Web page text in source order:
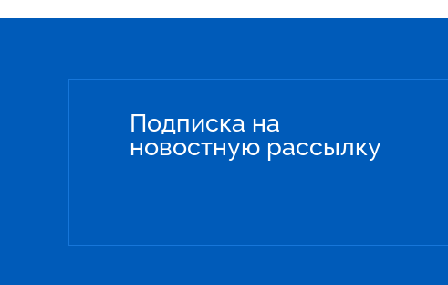
Подписка на
новостную рассылку